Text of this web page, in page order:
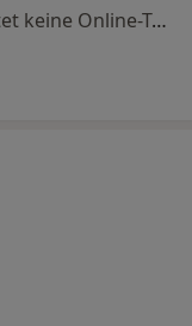
Dieser Arzt bzw. diese Ärztin bietet keine Online-Terminbuchung an diesem Standort an.